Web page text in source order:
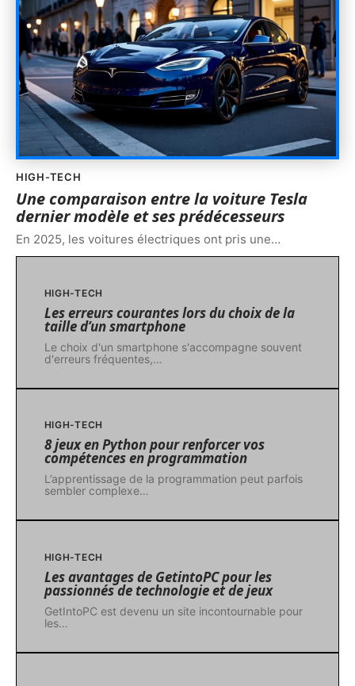
HIGH-TECH
Une comparaison entre la voiture Tesla
dernier modèle et ses prédécesseurs
En 2025, les voitures électriques ont pris une…
HIGH-TECH
Les erreurs courantes lors du choix de la
taille d’un smartphone
Le choix d'un smartphone s'accompagne souvent
d'erreurs fréquentes,…
HIGH-TECH
8 jeux en Python pour renforcer vos
compétences en programmation
L’apprentissage de la programmation peut parfois
sembler complexe…
HIGH-TECH
Les avantages de GetintoPC pour les
passionnés de technologie et de jeux
GetIntoPC est devenu un site incontournable pour
les…